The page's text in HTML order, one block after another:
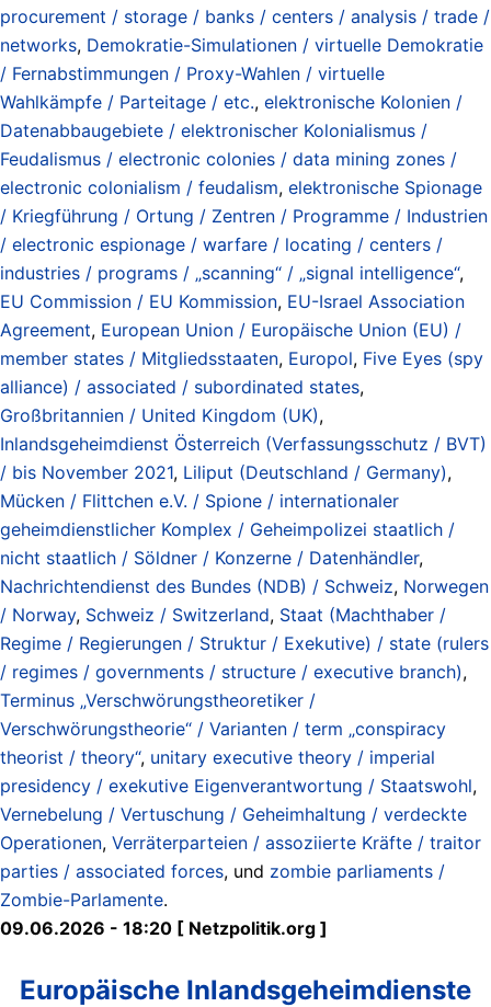
procurement / storage / banks / centers / analysis / trade /
networks, Demokratie-Simulationen / virtuelle Demokratie
/ Fernabstimmungen / Proxy-Wahlen / virtuelle
Wahlkämpfe / Parteitage / etc., elektronische Kolonien /
Datenabbaugebiete / elektronischer Kolonialismus /
Feudalismus / electronic colonies / data mining zones /
electronic colonialism / feudalism, elektronische Spionage
/ Kriegführung / Ortung / Zentren / Programme / Industrien
/ electronic espionage / warfare / locating / centers /
industries / programs / „scanning“ / „signal intelligence“,
EU Commission / EU Kommission, EU-Israel Association
Agreement, European Union / Europäische Union (EU) /
member states / Mitgliedsstaaten, Europol, Five Eyes (spy
alliance) / associated / subordinated states,
Großbritannien / United Kingdom (UK),
Inlandsgeheimdienst Österreich (Verfassungsschutz / BVT)
/ bis November 2021, Liliput (Deutschland / Germany),
Mücken / Flittchen e.V. / Spione / internationaler
geheimdienstlicher Komplex / Geheimpolizei staatlich /
nicht staatlich / Söldner / Konzerne / Datenhändler,
Nachrichtendienst des Bundes (NDB) / Schweiz, Norwegen
/ Norway, Schweiz / Switzerland, Staat (Machthaber /
Regime / Regierungen / Struktur / Exekutive) / state (rulers
/ regimes / governments / structure / executive branch),
Terminus „Verschwörungstheoretiker /
Verschwörungstheorie“ / Varianten / term „conspiracy
theorist / theory“, unitary executive theory / imperial
presidency / exekutive Eigenverantwortung / Staatswohl,
Vernebelung / Vertuschung / Geheimhaltung / verdeckte
Operationen, Verräterparteien / assoziierte Kräfte / traitor
parties / associated forces, und zombie parliaments /
Zombie-Parlamente.
09.06.2026 - 18:20 [ Netzpolitik.org ]
Europäische Inlandsgeheimdienste